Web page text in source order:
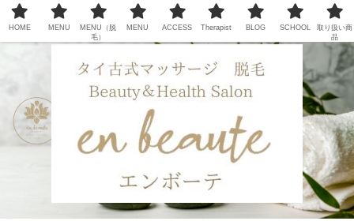
HOME MENU
MENU（脱
毛）
MENU ACCESS Therapist BLOG SCHOOL
取り扱い商
品